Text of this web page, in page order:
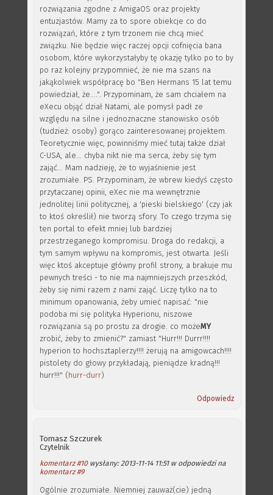
rozwiązania zgodne z AmigaOS oraz projekty
entuzjastów. Mamy za to spore obiekcje co do
rozwiązań, które z tym trzonem nie chcą mieć
związku. Nie będzie więc raczej opcji cofnięcia bana
osobom, które wykorzystałyby tę okazję tylko po to by
po raz kolejny przypomnieć, że nie ma szans na
jakąkolwiek współpracę bo "Ben Hermans 15 lat temu
powiedział, że....". Przypominam, że sam chciałem na
eXecu objąć dział Natami, ale pomysł padł ze
względu na silne i jednoznaczne stanowisko osób
(tudzież: osoby) gorąco zainteresowanej projektem.
Teoretycznie więc, powinniśmy mieć tutaj także dział
C-USA, ale... chyba nikt nie ma serca, żeby się tym
zająć... Mam nadzieję, że to wyjaśnienie jest
zrozumiałe. PS. Przypominam, że wbrew kiedyś często
przytaczanej opinii, eXec nie ma wewnętrznie
jednolitej linii politycznej, a 'pieski bielskiego' (czy jak
to ktoś określił) nie tworzą sfory. To czego trzyma się
ten portal to efekt mniej lub bardziej
przestrzeganego kompromisu. Droga do redakcji, a
tym samym wpływu na kompromis, jest otwarta. Jeśli
więc ktoś akceptuje główny profil strony, a brakuje mu
pewnych treści - to nie ma najmniejszych przeszkód,
żeby się nimi razem z nami zająć. Liczę tylko na to
minimum opanowania, żeby umieć napisać: "nie
podoba mi się polityka Hyperionu, niszowe
rozwiązania są po prostu za drogie. co możeMY
zrobić, żeby to zmienić?" zamiast "Hurr!!! Durrr!!!!
hyperion to hochsztaplerzy!!!! żerują na amigowcach!!!!
pistolety do głowy przykładają, pieniądze kradną!!!
hurr!!!" (hurr-durr)
Odpowiedz
Tomasz Szczurek
Czytelnik
komentarz #10wysłany: 2013-11-14 11:51 w odpowiedzi na
komentarz #9
Ogólnie zrozumiałe. Niemniej zauważ(cie) jedną